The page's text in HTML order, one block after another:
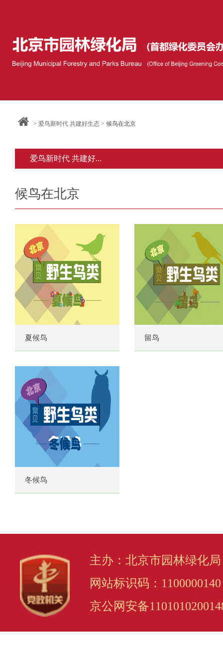
> 爱鸟新时代 共建好生态> 候鸟在北京
爱鸟新时代 共建好...
候鸟在北京
夏候鸟 留鸟
冬候鸟
主办：北京市园林绿化
网站标识码：1100000140
京公网安备